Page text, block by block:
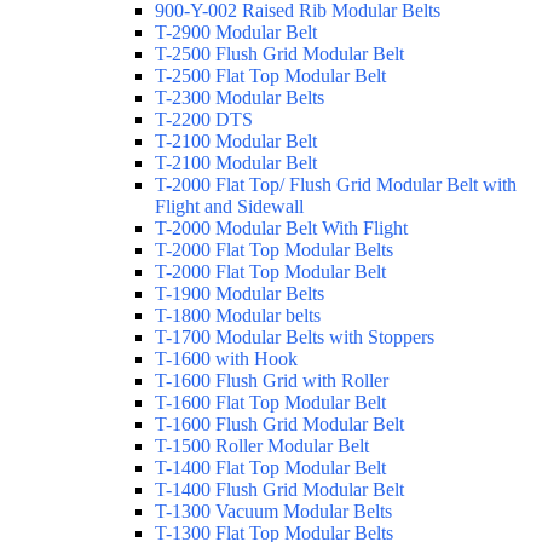
900-Y-002 Raised Rib Modular Belts
T-2900 Modular Belt
T-2500 Flush Grid Modular Belt
T-2500 Flat Top Modular Belt
T-2300 Modular Belts
T-2200 DTS
T-2100 Modular Belt
T-2100 Modular Belt
T-2000 Flat Top/ Flush Grid Modular Belt with
Flight and Sidewall
T-2000 Modular Belt With Flight
T-2000 Flat Top Modular Belts
T-2000 Flat Top Modular Belt
T-1900 Modular Belts
T-1800 Modular belts
T-1700 Modular Belts with Stoppers
T-1600 with Hook
T-1600 Flush Grid with Roller
T-1600 Flat Top Modular Belt
T-1600 Flush Grid Modular Belt
T-1500 Roller Modular Belt
T-1400 Flat Top Modular Belt
T-1400 Flush Grid Modular Belt
T-1300 Vacuum Modular Belts
T-1300 Flat Top Modular Belts